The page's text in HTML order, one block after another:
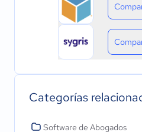
Categorías
Software de Abogados